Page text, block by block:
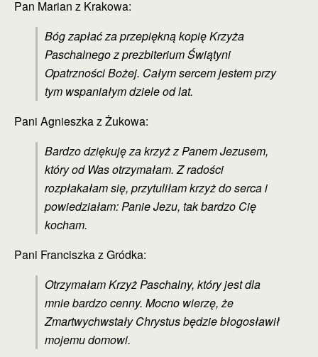
Pan Marian z Krakowa:
Bóg zapłać za przepiękną kopię Krzyża
Paschalnego z prezbiterium Świątyni
Opatrzności Bożej. Całym sercem jestem przy
tym wspaniałym dziele od lat.
Pani Agnieszka z Żukowa:
Bardzo dziękuję za krzyż z Panem Jezusem,
który od Was otrzymałam. Z radości
rozpłakałam się, przytuliłam krzyż do serca i
powiedziałam: Panie Jezu, tak bardzo Cię
kocham.
Pani Franciszka z Gródka:
Otrzymałam Krzyż Paschalny, który jest dla
mnie bardzo cenny. Mocno wierzę, że
Zmartwychwstały Chrystus będzie błogosławił
mojemu domowi.